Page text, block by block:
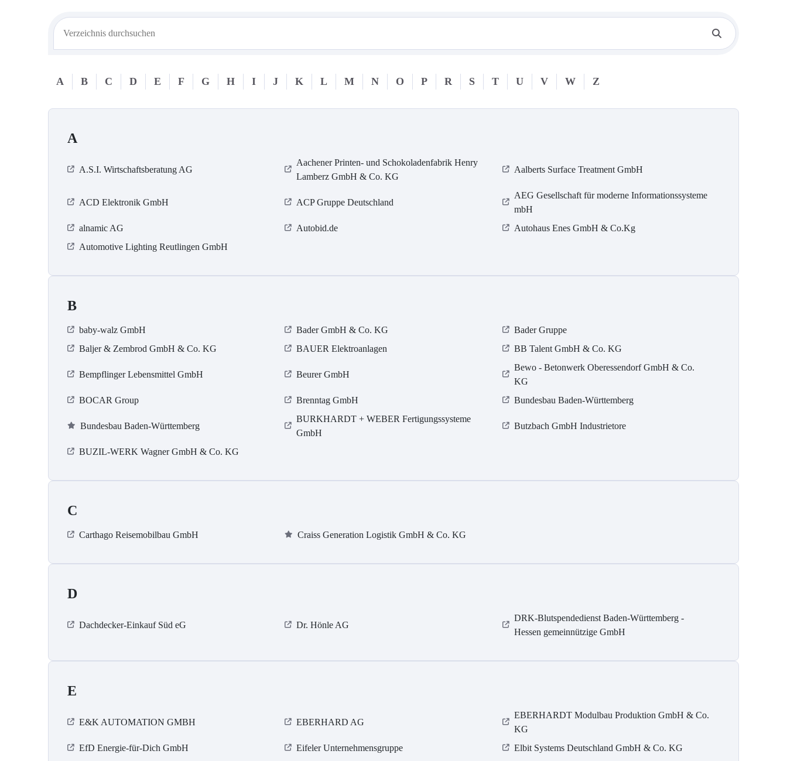
A B C D E F G H I J K L M N O P R S T U V W Z
A
A.S.I. Wirtschaftsberatung AG
Aachener Printen- und Schokoladenfabrik Henry
Lamberz GmbH & Co. KG
Aalberts Surface Treatment GmbH
ACD Elektronik GmbH ACP Gruppe Deutschland
AEG Gesellschaft für moderne Informationssysteme
mbH
alnamic AG
Autobid.de
Autohaus Enes GmbH & Co.Kg
Automotive Lighting Reutlingen GmbH
B
baby-walz GmbH Bader GmbH & Co. KG
Bader Gruppe
Baljer & Zembrod GmbH & Co. KG
BAUER Elektroanlagen BB Talent GmbH & Co. KG
Bempflinger Lebensmittel GmbH Beurer GmbH
Bewo - Betonwerk Oberessendorf GmbH & Co.
KG
BOCAR Group
Brenntag GmbH Bundesbau Baden-Württemberg
Bundesbau Baden-Württemberg
BURKHARDT + WEBER Fertigungssysteme
GmbH
Butzbach GmbH Industrietore
BUZIL-WERK Wagner GmbH & Co. KG
C
Carthago Reisemobilbau GmbH Craiss Generation Logistik GmbH & Co. KG
D
Dachdecker-Einkauf Süd eG Dr. Hönle AG
DRK-Blutspendedienst Baden-Württemberg -
Hessen gemeinnützige GmbH
E
E&K AUTOMATION GMBH EBERHARD AG
EBERHARDT Modulbau Produktion GmbH & Co.
KG
EfD Energie-für-Dich GmbH
Eifeler Unternehmensgruppe
Elbit Systems Deutschland GmbH & Co. KG